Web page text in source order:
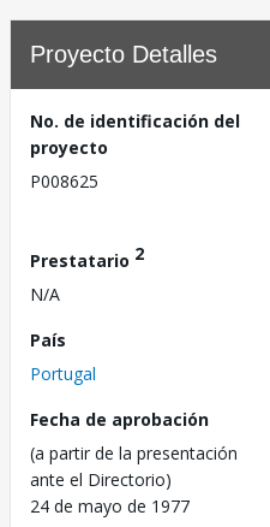
Proyecto Detalles
No. de identificación del
proyecto
P008625
Prestatario 2
N/A
País
Portugal
Fecha de aprobación
(a partir de la presentación
ante el Directorio)
24 de mayo de 1977